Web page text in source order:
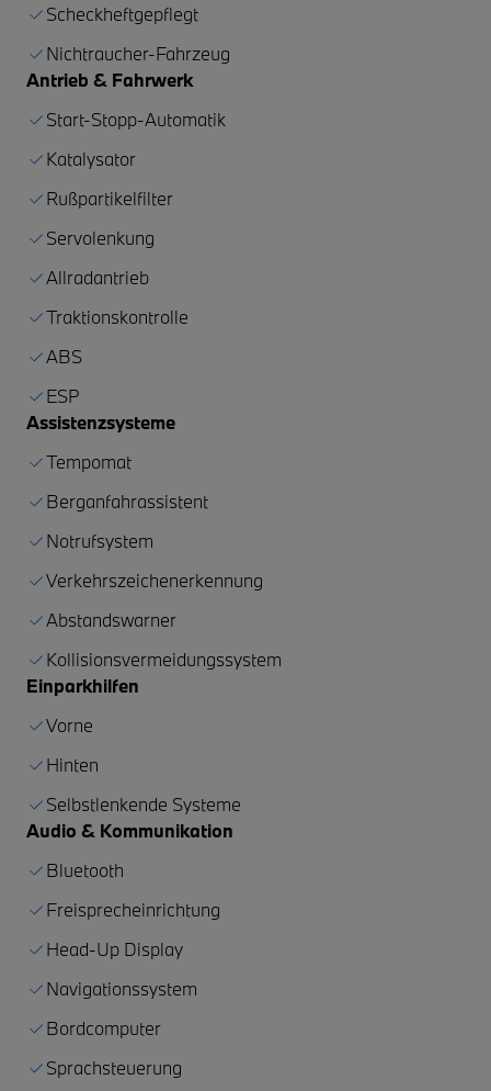
Scheckheftgepflegt
Nichtraucher-Fahrzeug
Antrieb & Fahrwerk
Start-Stopp-Automatik
Katalysator
Rußpartikelfilter
Servolenkung
Allradantrieb
Traktionskontrolle
ABS
ESP
Assistenzsysteme
Tempomat
Berganfahrassistent
Notrufsystem
Verkehrszeichenerkennung
Abstandswarner
Kollisionsvermeidungssystem
Einparkhilfen
Vorne
Hinten
Selbstlenkende Systeme
Audio & Kommunikation
Bluetooth
Freisprecheinrichtung
Head-Up Display
Navigationssystem
Bordcomputer
Sprachsteuerung